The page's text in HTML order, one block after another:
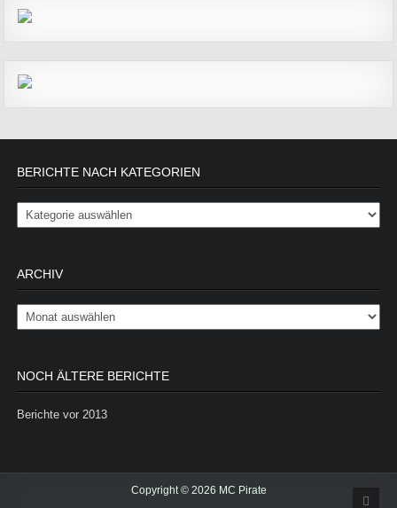
BERICHTE NACH KATEGORIEN
Berichte nach Kategorien
ARCHIV
Archiv
NOCH ÄLTERE BERICHTE
Berichte vor 2013
Copyright © 2026 MC Pirate